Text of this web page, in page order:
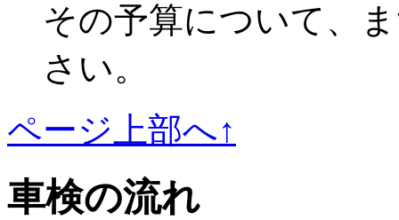
その予算について、
さい。
ページ上部へ↑
車検の流れ